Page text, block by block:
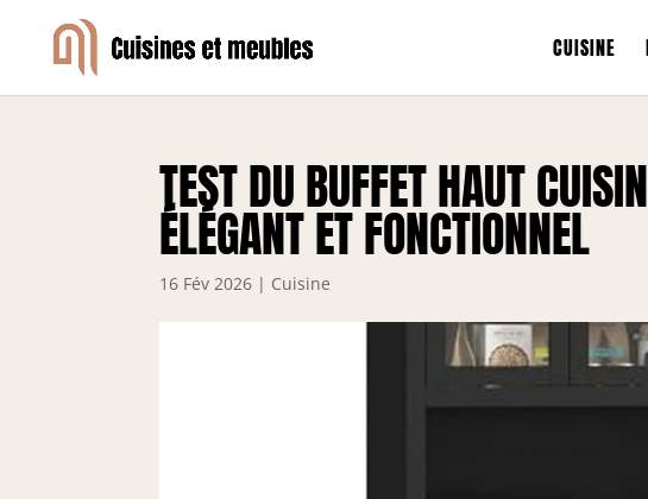
CUISINE
TEST DU BUFFET HAUT
ÉLÉGANT ET FONCTIONNEL
16 Fév 2026 | Cuisine